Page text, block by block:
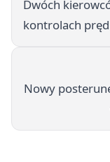
Dwóch
kontrolach
Nowy